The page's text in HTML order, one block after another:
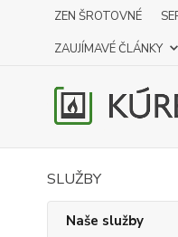
ZEN ŠROTOVNÉ
ZAUJÍMAVÉ ČLÁNKY
SLUŽBY
Naše služby